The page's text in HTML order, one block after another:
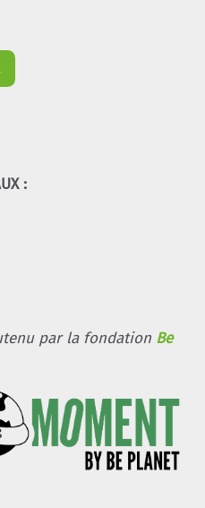
:
par la fondation Be